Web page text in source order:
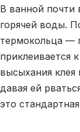
В ванной почти
горячей воды.
термокольца —
приклеивается
высыхания
давая ей
это